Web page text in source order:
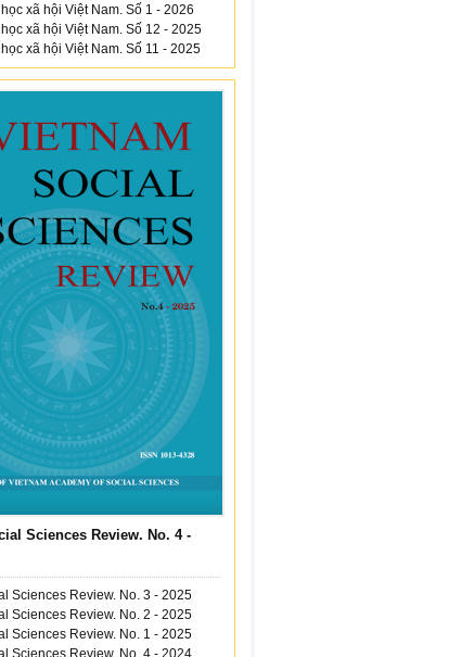
xã hội Việt Nam. Số 1 - 2026
xã hội Việt Nam. Số 12 - 2025
xã hội Việt Nam. Số 11 - 2025
Sciences Review. No. 4 -
Sciences Review. No. 3 - 2025
Sciences Review. No. 2 - 2025
Sciences Review. No. 1 - 2025